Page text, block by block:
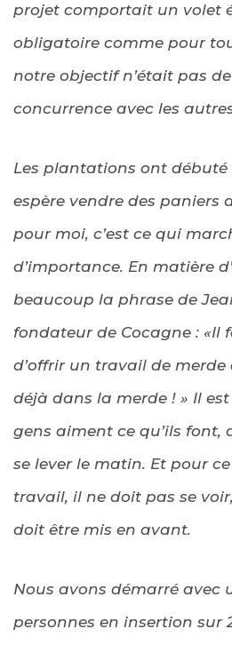
projet comportait un volet
obligatoire comme pour
notre objectif n’était pas
concurrence avec les
Les plantations ont débuté
espère vendre des paniers
pour moi, c’est ce qui
d’importance. En matière
beaucoup la phrase de
fondateur de Cocagne : «Il
d’offrir un travail de
déjà dans la merde ! » Il
gens aiment ce qu’ils font,
se lever le matin. Et pour
travail, il ne doit pas se
doit être mis en avant.
Nous avons démarré avec
personnes en insertion sur